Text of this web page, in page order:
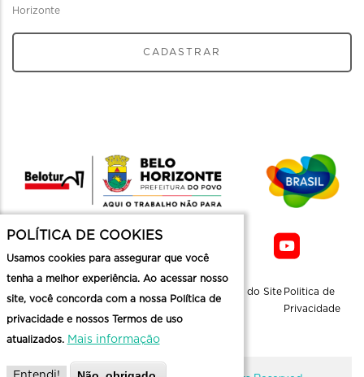
Horizonte
CADASTRAR
Mapa do Site Politica de
Privacidade
POLÍTICA DE COOKIES
Usamos cookies para assegurar que você
tenha a melhor experiência. Ao acessar nosso
site, você concorda com a nossa Política de
privacidade e nossos Termos de uso
atualizados. Mais informação